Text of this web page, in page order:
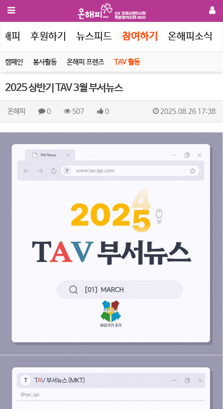
피 후원하기 뉴스피드 참여하기 온해피소식
캠페인 봉사활동 온해피 프렌즈 TAV 활동
2025 상반기 TAV 3월 부서뉴스
온해피 0 507 0 2025.08.26 17:38